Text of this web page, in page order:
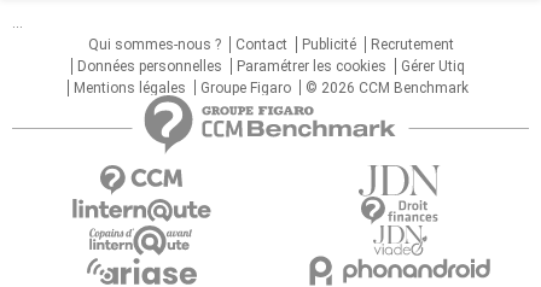
...
Qui sommes-nous ?
Contact Publicité
Recrutement
Données personnelles
Paramétrer les cookies
Gérer Utiq
Mentions légales
Groupe Figaro © 2026 CCM Benchmark